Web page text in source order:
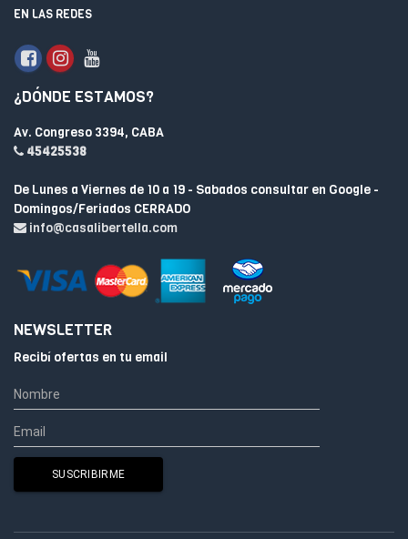
EN LAS REDES
¿DÓNDE ESTAMOS?
Av. Congreso 3394, CABA
45425538
De Lunes a Viernes de 10 a 19 - Sabados consultar en Google -
Domingos/Feriados CERRADO
info@casalibertella.com
NEWSLETTER
Recibí ofertas en tu email